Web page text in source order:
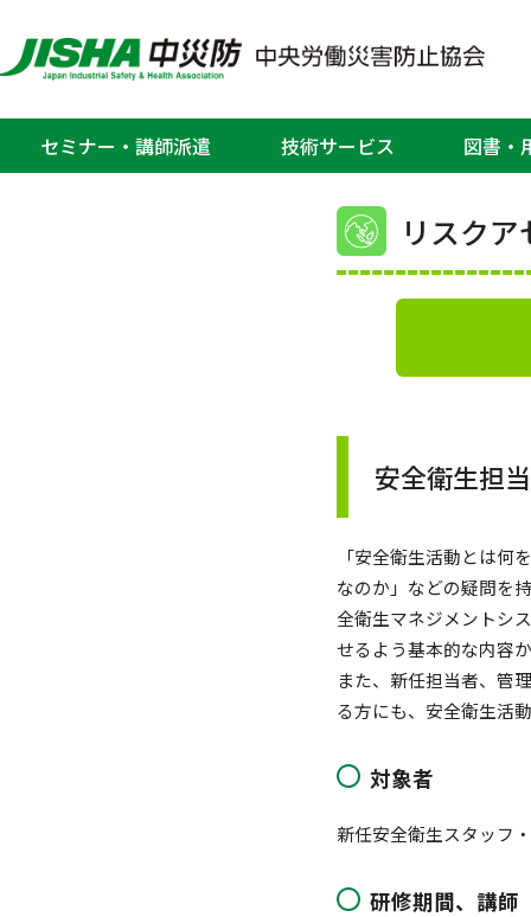
セミナー・講師派遣 技術サービス 図書・
～
教
リスク
安全衛生担
「安全衛生活動とは何
なのか」などの疑問を
全衛生マネジメントシ
せるよう基本的な内容
また、新任担当者、管
る方にも、安全衛生活
対象者
新任安全衛生スタッフ
研修期間、講師